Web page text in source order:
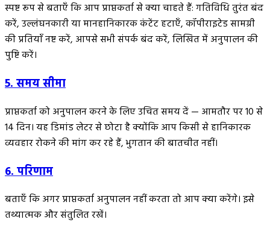
स्पष्ट रूप से बताएँ कि आप प्राप्तकर्ता से क्या चाहते हैं: गतिविधि तुरंत बंद
करें, उल्लंघनकारी या मानहानिकारक कंटेंट हटाएँ, कॉपीराइटेड सामग्री
की प्रतियाँ नष्ट करें, आपसे सभी संपर्क बंद करें, लिखित में अनुपालन की
पुष्टि करें।
5. समय सीमा
प्राप्तकर्ता को अनुपालन करने के लिए उचित समय दें — आमतौर पर 10 से
14 दिन। यह डिमांड लेटर से छोटा है क्योंकि आप किसी से हानिकारक
व्यवहार रोकने की मांग कर रहे हैं, भुगतान की बातचीत नहीं।
6. परिणाम
बताएँ कि अगर प्राप्तकर्ता अनुपालन नहीं करता तो आप क्या करेंगे। इसे
तथ्यात्मक और संतुलित रखें।